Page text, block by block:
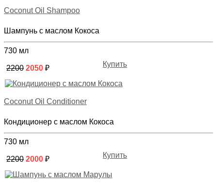
Coconut Oil Shampoo
Шампунь с маслом Кокоса
730 мл
2200 2050 ₽ Купить
Coconut Oil Conditioner
Кондиционер с маслом Кокоса
730 мл
2200 2000 ₽ Купить